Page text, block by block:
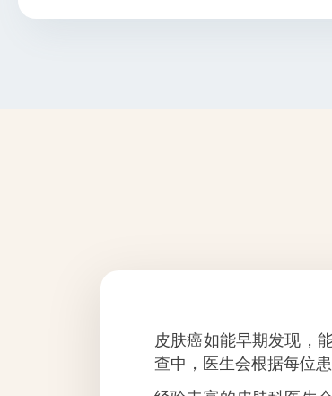
皮肤癌如能早期发现，
查中，医生会根据每位